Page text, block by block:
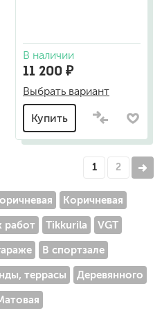
В наличии
11 200 ₽
Выбрать вариант
Купить
1 2
Коричневая
работ Tikkurila VGT
В спортзале
террасы Деревянного